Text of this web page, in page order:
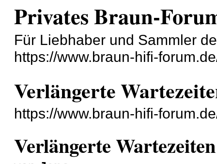
Privates Braun-
Für Liebhaber und Sammler
https://www.braun-hifi-
Verlängerte
https://www.braun-hifi-
Verlängerte